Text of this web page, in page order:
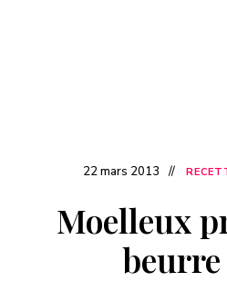
22 mars 2013
Moelleux
beurre